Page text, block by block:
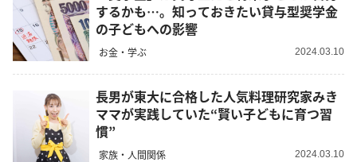
するかも…。知っておきたい貸与型奨学金
の子どもへの影響
お金・学ぶ 2024.03.10
長男が東大に合格した人気料理研究家みき
ママが実践していた“賢い子どもに育つ習
慣”
家族・人間関係 2024.03.10